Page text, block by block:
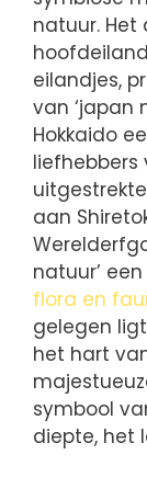
natuur. Het
eilandjes,
van ‘japan
Hokkaido
liefhebbers
uitgestrekte
aan
natuur’
flora en
gelegen
het hart
symbool
diepte, het